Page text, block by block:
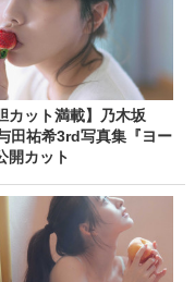
カット満載】乃木坂
田祐希3rd写真集『ヨー
開カット